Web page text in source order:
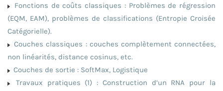
Fonctions de coûts classiques : Problèmes de régression
(EQM, EAM), problèmes de classifications (Entropie Croisée
Catégorielle).
Couches classiques : couches complètement connectées,
non linéarités, distance cosinus, etc.
Couches de sortie : SoftMax, Logistique
Travaux pratiques (1) : Construction d’un RNA pour la